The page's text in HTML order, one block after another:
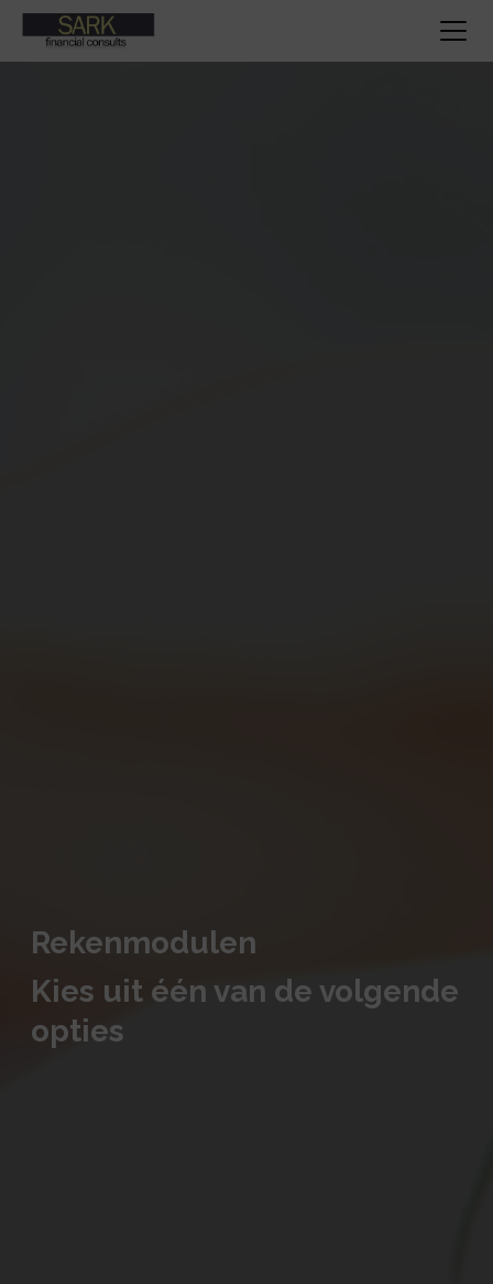
Rekenmodulen
Kies uit één van de volgende
opties